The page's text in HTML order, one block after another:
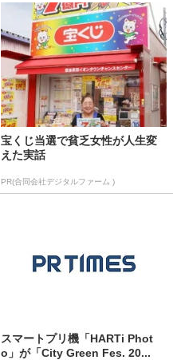
宝くじ当選で貧乏女性が人生変
えた実話
PR(合同会社デジタルファーム )
スマートプリ機「HARTi Phot
o」が「City Green Fes. 20...